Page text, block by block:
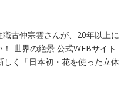
古仲宗雲さんが、20年以上に
世界の絶景 公式WEBサイト
く「日本初・花を使った立体